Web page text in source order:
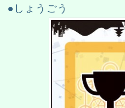
●しょうごう